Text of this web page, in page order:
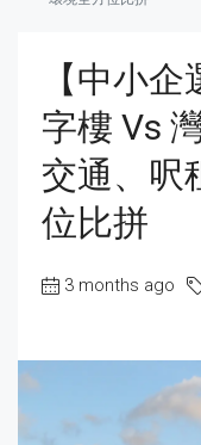
【中小
字樓 Vs
交通、呎
位比拼
3 months ago